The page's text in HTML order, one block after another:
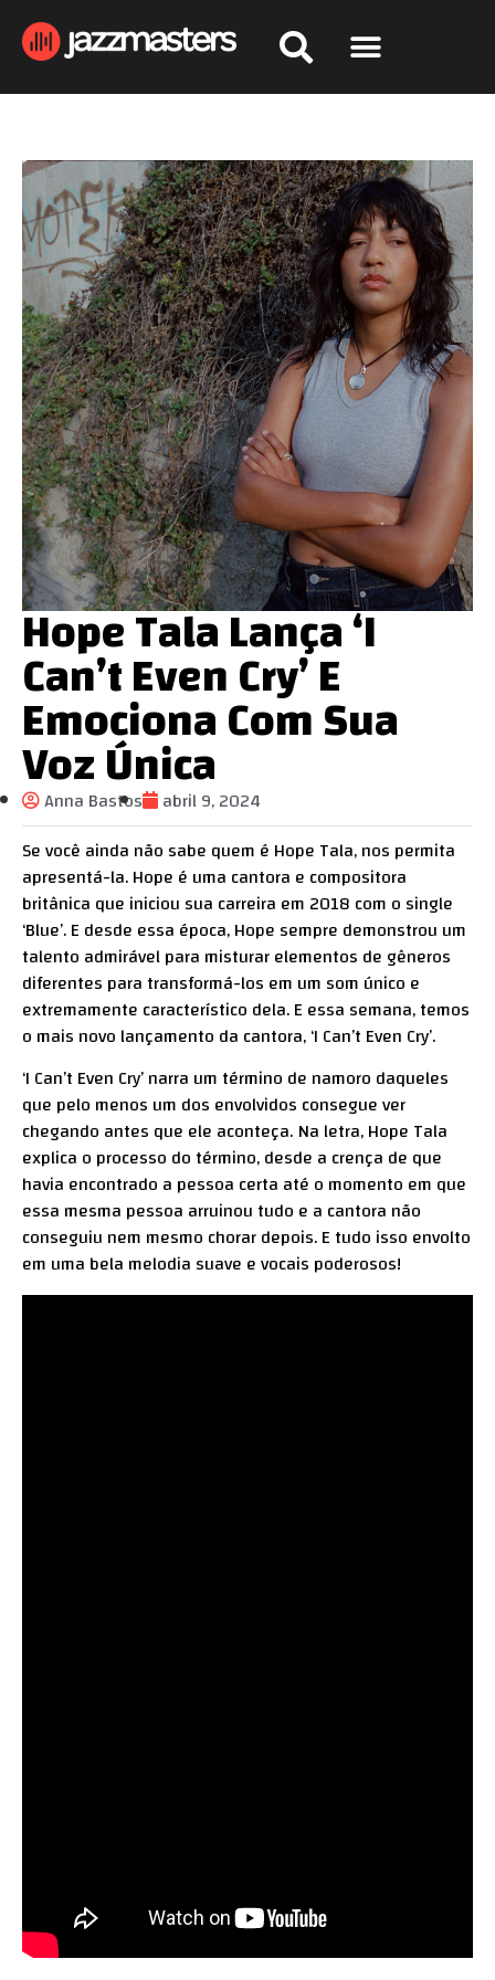
Hope Tala Lança ‘I
Can’t Even Cry’ E
Emociona Com Sua
Voz Única
Anna Bastos
abril 9, 2024
Se você ainda não sabe quem é Hope Tala, nos permita
apresentá-la. Hope é uma cantora e compositora
britânica que iniciou sua carreira em 2018 com o single
‘Blue’. E desde essa época, Hope sempre demonstrou um
talento admirável para misturar elementos de gêneros
diferentes para transformá-los em um som único e
extremamente característico dela. E essa semana, temos
o mais novo lançamento da cantora, ‘I Can’t Even Cry’.
‘I Can’t Even Cry’ narra um término de namoro daqueles
que pelo menos um dos envolvidos consegue ver
chegando antes que ele aconteça. Na letra, Hope Tala
explica o processo do término, desde a crença de que
havia encontrado a pessoa certa até o momento em que
essa mesma pessoa arruinou tudo e a cantora não
conseguiu nem mesmo chorar depois. E tudo isso envolto
em uma bela melodia suave e vocais poderosos!